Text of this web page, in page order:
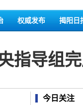
权威发布 揭阳日
指导组